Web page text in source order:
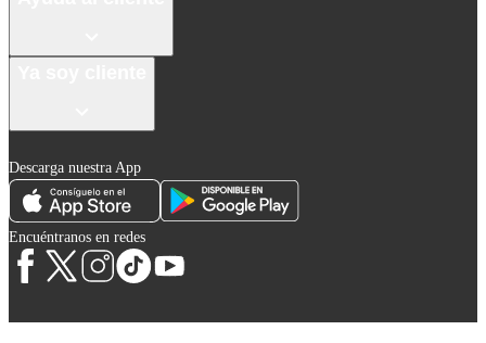
Descarga nuestra App
Encuéntranos en redes